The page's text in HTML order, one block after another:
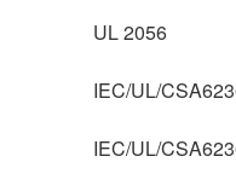
UL 2056
IEC/UL/
IEC/UL/